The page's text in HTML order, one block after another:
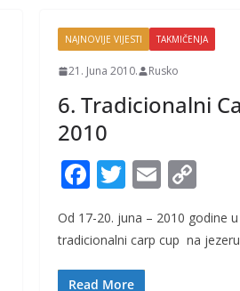
k k
NAJNOVIJE VIJESTI TAKMIČENJA
21. Juna 2010. Rusko
6. Tradicionalni
2010
F
e
b
T
itt
er
E
ai
o
p
y
Od 17-20. juna – 2010 godine
tradicionalni carp cup na jezeru
Read More